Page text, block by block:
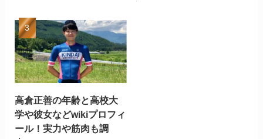
高倉正善の年齢と高校大
学や彼女などwikiプロフィ
ール！実力や筋肉も調